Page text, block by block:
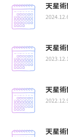
天星
天星
天星
天星